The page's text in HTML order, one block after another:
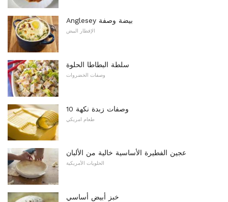
Anglesey بيضة وصفة
الإفطار البيض
سلطة البطاطا الحلوة
وصفات الخضروات
10 وصفات زبدة نكهة
طعام امريكي
عجين الفطيرة الأساسية خالية من الألبان
الحلويات الأمريكية
خبز أبيض أساسي